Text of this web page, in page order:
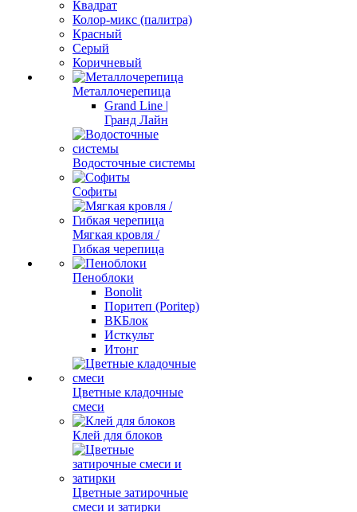
Квадрат
Колор-микс (палитра)
Красный
Серый
Коричневый
Металлочерепица
Grand Line |
Гранд Лайн
Водосточные системы
Софиты
Мягкая кровля /
Гибкая черепица
Пеноблоки
Bonolit
Поритеп (Poritep)
ВКБлок
Исткульт
Итонг
Цветные кладочные
смеси
Клей для блоков
Цветные затирочные
смеси и затирки